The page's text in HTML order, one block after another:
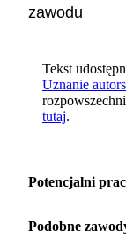
zawodu
Tekst
Uznanie
tutaj.
Potencjalni
Podobne